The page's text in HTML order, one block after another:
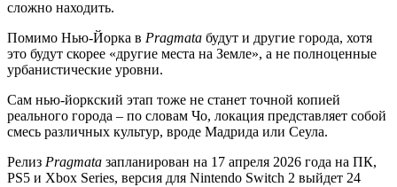
сложно находить.
Помимо Нью-Йорка в Pragmata будут и другие города, хотя
это будут скорее «другие места на Земле», а не полноценные
урбанистические уровни.
Сам нью-йоркский этап тоже не станет точной копией
реального города – по словам Чо, локация представляет собой
смесь различных культур, вроде Мадрида или Сеула.
Релиз Pragmata запланирован на 17 апреля 2026 года на ПК,
PS5 и Xbox Series, версия для Nintendo Switch 2 выйдет 24